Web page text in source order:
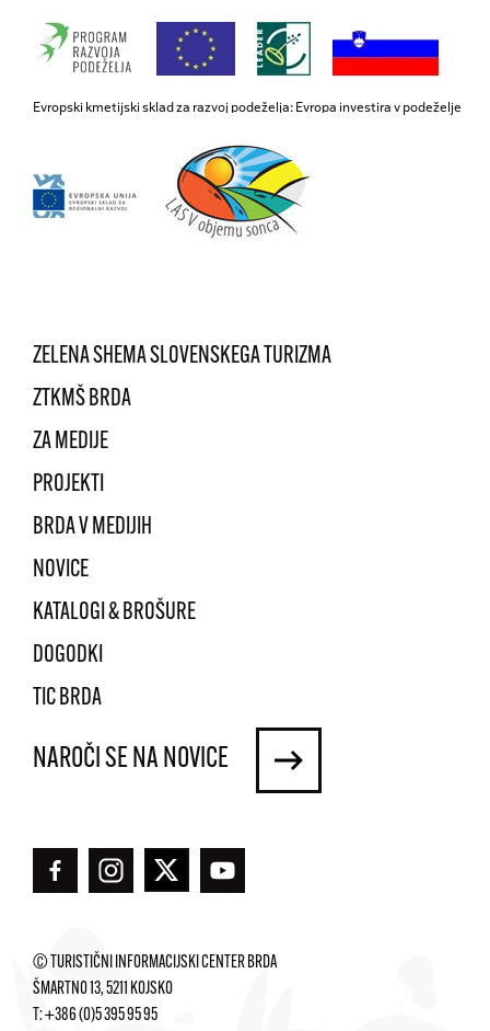
Evropski kmetijski sklad za razvoj podeželja: Evropa investira v podeželje
ZELENA SHEMA SLOVENSKEGA TURIZMA
ZTKMŠ BRDA
ZA MEDIJE
PROJEKTI
BRDA V MEDIJIH
NOVICE
KATALOGI & BROŠURE
DOGODKI
TIC BRDA
NAROČI SE NA NOVICE
© TURISTIČNI INFORMACIJSKI CENTER BRDA
ŠMARTNO 13, 5211 KOJSKO
T:+386 (0)5 395 95 95